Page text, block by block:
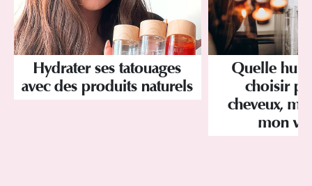
Hydrater ses tatouages
avec des produits naturels
Quelle
choisir
cheveux,
mon